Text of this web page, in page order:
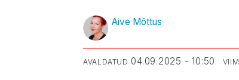
Aive Mõttus
AVALDATUD 04.09.2025 - 10:50